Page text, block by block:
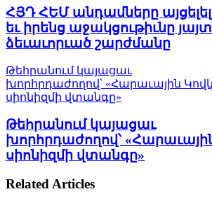
ՀՅԴ ՀԵՄ անդամները
եւ իրենց աջակցութիւնը
ձեւաւորւած շարժմանը
Թեհրանում կայացաւ
խորհրդաժողով՝ «Հարաւային
սիոնիզմի վտանգը»
Թեհրանում կայացաւ
խորհրդաժողով՝
սիոնիզմի վտանգը»
Related Articles